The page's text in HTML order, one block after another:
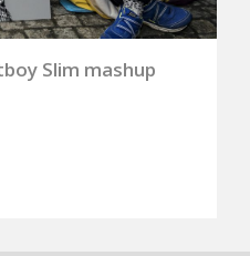
Slim mashup